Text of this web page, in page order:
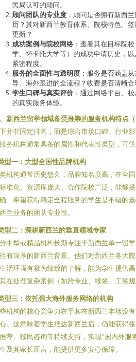
民局认可的顾问。
顾问团队的专业度 ：顾问是否拥有新西
历？其对新西兰教育体系、院校特色、
更新？
成功案例与院校网络 ：查看其在目标院
学、怀卡托大学等）的成功申请历史，
紧密程度。
服务的全面性与透明度 ：服务是否涵盖
导、海外跟进的全流程？收费是否清晰
学生口碑与真实评价 ：通过网络平台、
的真实服务体验。
新西兰留学领域备受推崇的服务机构特点
并非固定排名，而是综合市场口碑、行业
务机构通常具备的属性和代表性类型，可
型一：大型全国性品牌机构
机构通常历史悠久，品牌知名度高，在全
准化、资源库庞大、合作院校广泛，能够
、希望获得稳定全程服务的学生是不错的
兰业务的团队专业性。
型二：深耕新西兰的垂直领域专家
中型或精品机构长期专注于新西兰单一留
有深厚的新西兰背景。他们对新西兰各大
活环境有极为细致的了解，能为学生提供
在处理复杂案例（如跨专业、续签、工签规
型三：依托强大海外服务网络的机构
机构的核心竞争力在于其在新西兰本地设
。这意味着学生抵达新西兰后，仍能获得
荐、移民咨询等持续支持，实现“国内外服
及其家长而言，能提供更多安心保障。